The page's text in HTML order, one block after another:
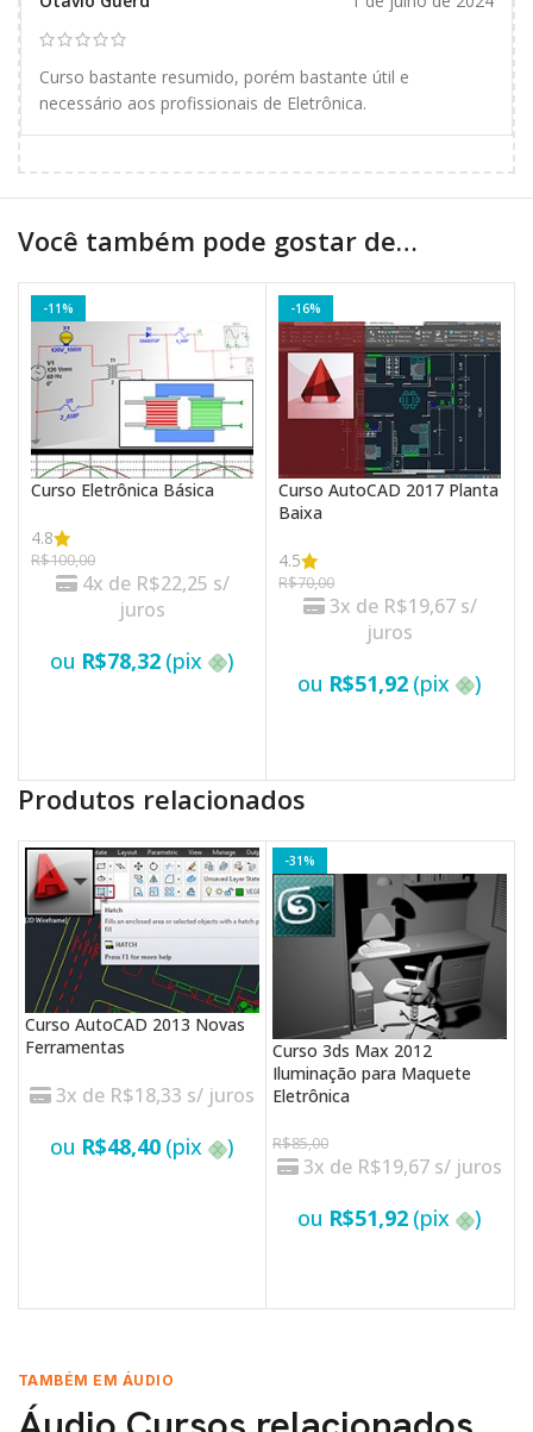
Curso bastante resumido, porém bastante útil e
necessário aos profissionais de Eletrônica.
Você também pode gostar de…
-11%
Curso Eletrônica Básica
4.8
R$100,00
4x de R$22,25 s/
juros
ou R$78,32 (pix )
-16%
Curso AutoCAD 2017 Planta
Baixa
4.5
R$70,00
3x de R$19,67 s/
juros
ou R$51,92 (pix )
Produtos relacionados
Curso AutoCAD 2013 Novas
Ferramentas
3x de R$18,33 s/ juros
ou R$48,40 (pix )
-31%
Curso 3ds Max 2012
Iluminação para Maquete
Eletrônica
R$85,00
3x de R$19,67 s/ juros
ou R$51,92 (pix )
TAMBÉM EM ÁUDIO